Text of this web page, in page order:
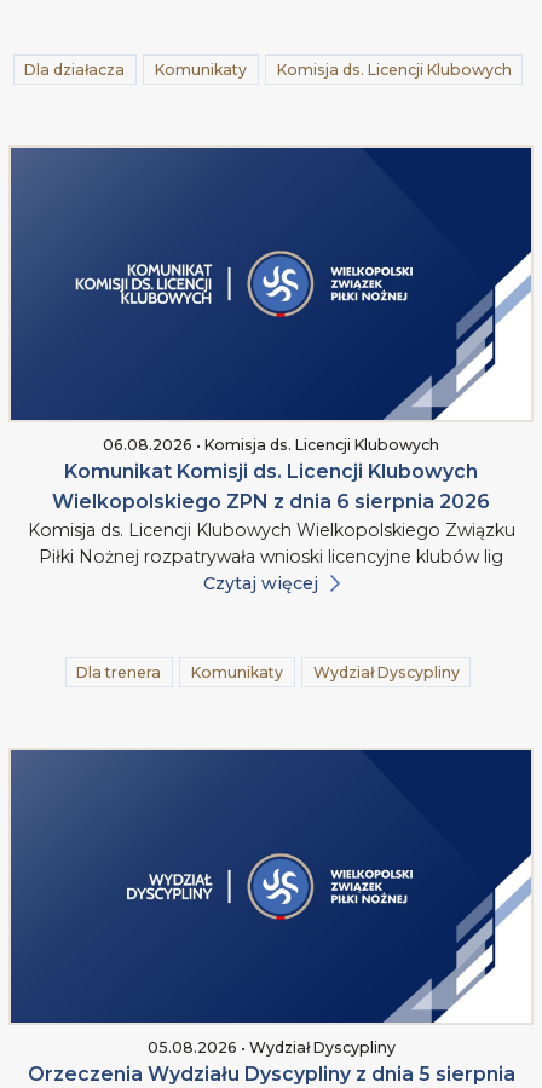
Dla działacza Komunikaty Komisja ds. Licencji Klubowych
06.08.2026 • Komisja ds. Licencji Klubowych
Komunikat Komisji ds. Licencji Klubowych
Wielkopolskiego ZPN z dnia 6 sierpnia 2026
Komisja ds. Licencji Klubowych Wielkopolskiego Związku
Piłki Nożnej rozpatrywała wnioski licencyjne klubów lig
Czytaj więcej
Dla trenera Komunikaty Wydział Dyscypliny
05.08.2026 • Wydział Dyscypliny
Orzeczenia Wydziału Dyscypliny z dnia 5 sierpnia